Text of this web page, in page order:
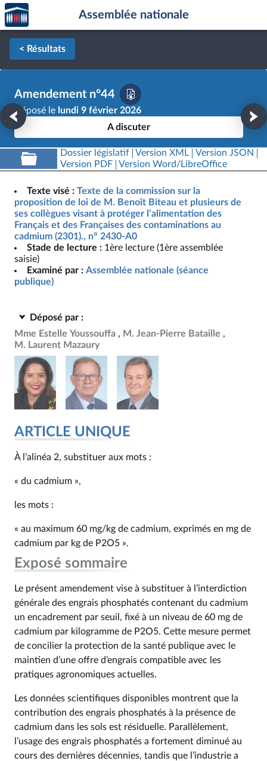
Aller au contenu
Aller en bas de la page
Accèder
à la
page
d'accueil
Assemblée nationale
< Résultats
Amendement n°44
Déposé le lundi 9 février 2026
A discuter
Dossier législatif Version XML
Version JSON
Version PDF
Version Word/LibreOffice
Texte visé : Texte de la commission sur la
proposition de loi de M. Benoît Biteau et plusieurs de
ses collègues visant à protéger l’alimentation des
Français et des Françaises des contaminations au
cadmium (2301)., n° 2430-A0
Stade de lecture : 1ère lecture (1ère assemblée
saisie)
Examiné par : Assemblée nationale (séance
publique)
Déposé par :
Mme Estelle Youssouffa
M. Jean-Pierre Bataille
M. Laurent Mazaury
ARTICLE UNIQUE
À l’alinéa 2, substituer aux mots :
« du cadmium »,
les mots :
« au maximum 60 mg/kg de cadmium, exprimés en mg de
cadmium par kg de P2O5 ».
Exposé sommaire
Le présent amendement vise à substituer à l’interdiction
générale des engrais phosphatés contenant du cadmium
un encadrement par seuil, fixé à un niveau de 60 mg de
cadmium par kilogramme de P2O5. Cette mesure permet
de concilier la protection de la santé publique avec le
maintien d’une offre d’engrais compatible avec les
pratiques agronomiques actuelles.
Les données scientifiques disponibles montrent que la
contribution des engrais phosphatés à la présence de
cadmium dans les sols est résiduelle. Parallèlement,
l’usage des engrais phosphatés a fortement diminué au
cours des dernières décennies, tandis que l’industrie a